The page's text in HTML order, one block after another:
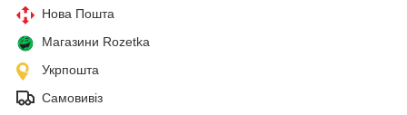
Нова Пошта
Магазини Rozetka
Укрпошта
Самовивіз